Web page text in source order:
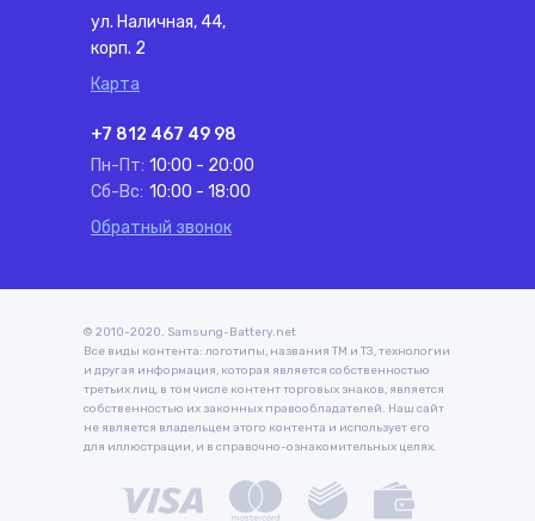
ул. Наличная, 44,
корп. 2
Карта
+7 812 467 49 98
Пн-Пт: 10:00 - 20:00
Сб-Вс: 10:00 - 18:00
Обратный звонок
© 2010-2020. Samsung-Battery.net
Все виды контента: логотипы, названия ТМ и ТЗ, технологии
и другая информация, которая является собственностью
третьих лиц, в том числе контент торговых знаков, является
собственностью их законных правообладателей. Наш сайт
не является владельцем этого контента и использует его
для иллюстрации, и в справочно-ознакомительных целях.